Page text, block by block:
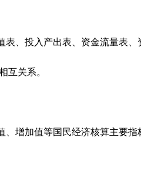
表、投入产出表、资金流量表
互关系。
、增加值等国民经济核算主要